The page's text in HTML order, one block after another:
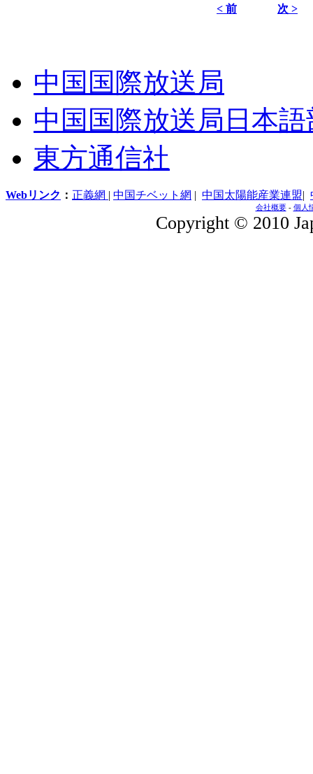
< 前
次 >
中国国際放送局
中国国際放送局日本語
東方通信社
Webリンク ： 正義網 | 中国チベット網 | 中国太陽能産業連盟|
会社概要- 個人
Copyright © 2010